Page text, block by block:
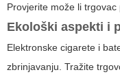
Provjerite može li trgovac
Ekološki aspekti i
Elektronske cigarete i
zbrinjavanju. Tražite